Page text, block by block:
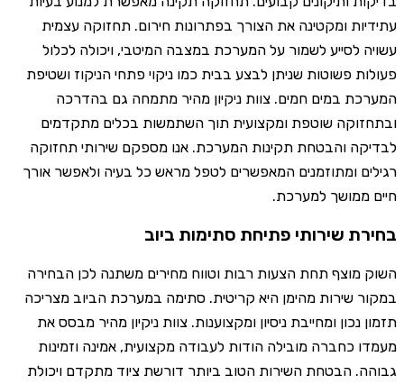
עתידיות ומקטינה את הצורך בפתרונות חירום. תחזוקה עצמית
עשויה לסייע לשמור על המערכת במצבה המיטבי, ויכולה לכלול
פעולות פשוטות שניתן לבצע בבית כמו ניקוי פתחי הניקוז ושטיפת
המערכת במים חמים. צוות ניקיון מהיר מתמחה גם בהדרכה
ובתחזוקה שוטפת ומקצועית תוך השתמשות בכלים מתקדמים
לבדיקה והבטחת תקינות המערכת. אנו מספקם שירותי תחזוקה
רגילים ומתוזמנים המאפשרים לטפל מראש כל בעיה ולאפשר אורך
חיים ממושך למערכת.
בחירת שירותי פתיחת סתימות ביוב
השוק מוצף תחת הצעות רבות וטווח מחירים משתנה לכן הבחירה
במקור שירות מהימן היא קריטית. סתימה במערכת הביוב מצריכה
תזמון נכון ומחייבת ניסיון ומקצוענות. צוות ניקיון מהיר מבסס את
מעמדו כחברה מובילה הודות לעבודה מקצועית, אמינה וזמינות
גבוהה. הבטחת השירות הטוב ביותר דורשת ציוד מתקדם ויכולת